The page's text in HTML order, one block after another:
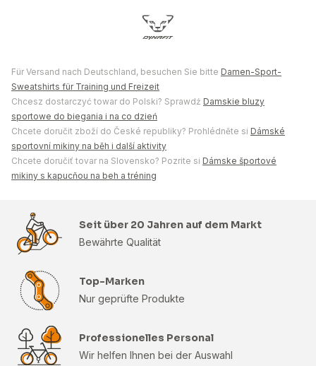
Für Versand nach Deutschland, besuchen Sie bitte Damen-Sport-
Sweatshirts für Training und Freizeit
Chcesz dostarczyć towar do Polski? Sprawdź Damskie bluzy
sportowe do biegania i na co dzień
Chcete doručit zboží do České republiky? Prohlédněte si Dámské
sportovní mikiny na běh i další aktivity
Chcete doručiť tovar na Slovensko? Pozrite si Dámske športové
mikiny s kapucňou na beh a tréning
Seit über 20 Jahren auf dem Markt
Bewährte Qualität
Top-Marken
Nur geprüfte Produkte
Professionelles Personal
Wir helfen Ihnen bei der Auswahl